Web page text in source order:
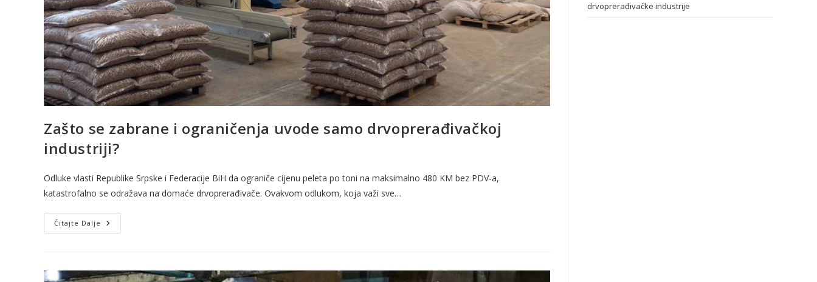
Zašto se zabrane i ograničenja uvode samo drvoprerađivačkoj
industriji?
Odluke vlasti Republike Srpske i Federacije BiH da ograniče cijenu peleta po toni na maksimalno 480 KM bez PDV-a,
katastrofalno se odražava na domaće drvoprerađivače. Ovakvom odlukom, koja važi sve…
Čitajte Dalje
drvoprerađivačke industrije